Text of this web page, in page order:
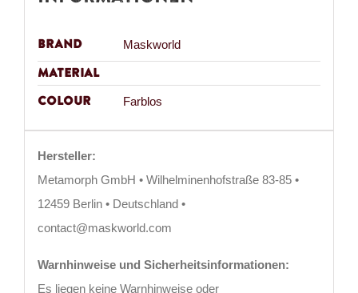
Brand Maskworld
Material
Colour
Farblos
Hersteller:
Metamorph GmbH • Wilhelminenhofstraße 83-85 •
12459 Berlin • Deutschland •
contact@maskworld.com
Warnhinweise und Sicherheitsinformationen:
Es liegen keine Warnhinweise oder